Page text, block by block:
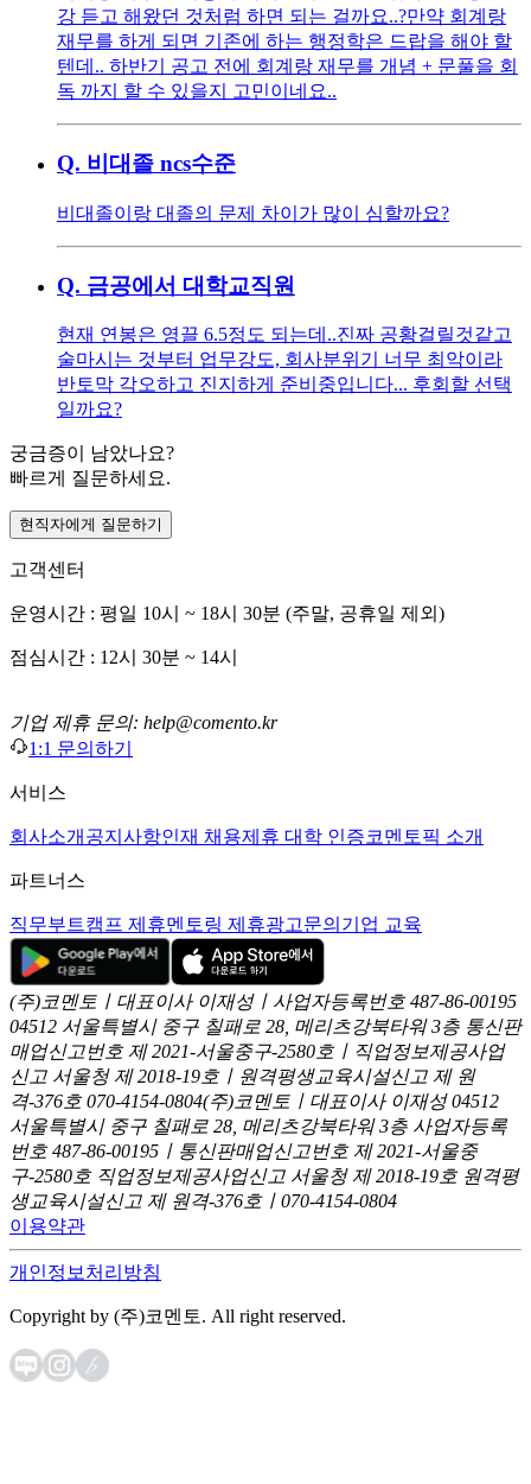
강 듣고 해왔던 것처럼 하면 되는 걸까요..? ​ 만약 회계랑
재무를 하게 되면 기존에 하는 행정학은 드랍을 해야 할
텐데.. 하반기 공고 전에 회계랑 재무를 개념 + 문풀을 회
독 까지 할 수 있을지 고민이네요..
Q. 비대졸 ncs수준
비대졸이랑 대졸의 문제 차이가 많이 심할까요?
Q. 금공에서 대학교직원
현재 연봉은 영끌 6.5정도 되는데..진짜 공황걸릴것같고
술마시는 것부터 업무강도, 회사분위기 너무 최악이라
반토막 각오하고 진지하게 준비중입니다... 후회할 선택
일까요?
궁금증이 남았나요?
빠르게 질문하세요.
현직자에게 질문하기
고객센터
운영시간 : 평일 10시 ~ 18시 30분 (주말, 공휴일 제외)
점심시간 : 12시 30분 ~ 14시
기업 제휴 문의: help@comento.kr
1:1 문의하기
서비스
회사소개 공지사항인재 채용제휴 대학 인증코멘토픽 소개
파트너스
직무부트캠프 제휴멘토링 제휴광고문의 기업 교육
(주)코멘토ㅣ대표이사 이재성ㅣ사업자등록번호 487-86-00195
04512 서울특별시 중구 칠패로 28, 메리츠강북타워 3층 통신판
매업신고번호 제 2021-서울중구-2580호ㅣ직업정보제공사업
신고 서울청 제 2018-19호ㅣ원격평생교육시설신고 제 원
격-376호 070-4154-0804(주)코멘토ㅣ대표이사 이재성 04512
서울특별시 중구 칠패로 28, 메리츠강북타워 3층 사업자등록
번호 487-86-00195ㅣ통신판매업신고번호 제 2021-서울중
구-2580호 직업정보제공사업신고 서울청 제 2018-19호 원격평
생교육시설신고 제 원격-376호ㅣ070-4154-0804
이용약관
개인정보처리방침
Copyright by (주)코멘토. All right reserved.